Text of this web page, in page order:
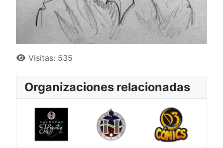
Detalles
Visitas: 535
Organizaciones relacionadas